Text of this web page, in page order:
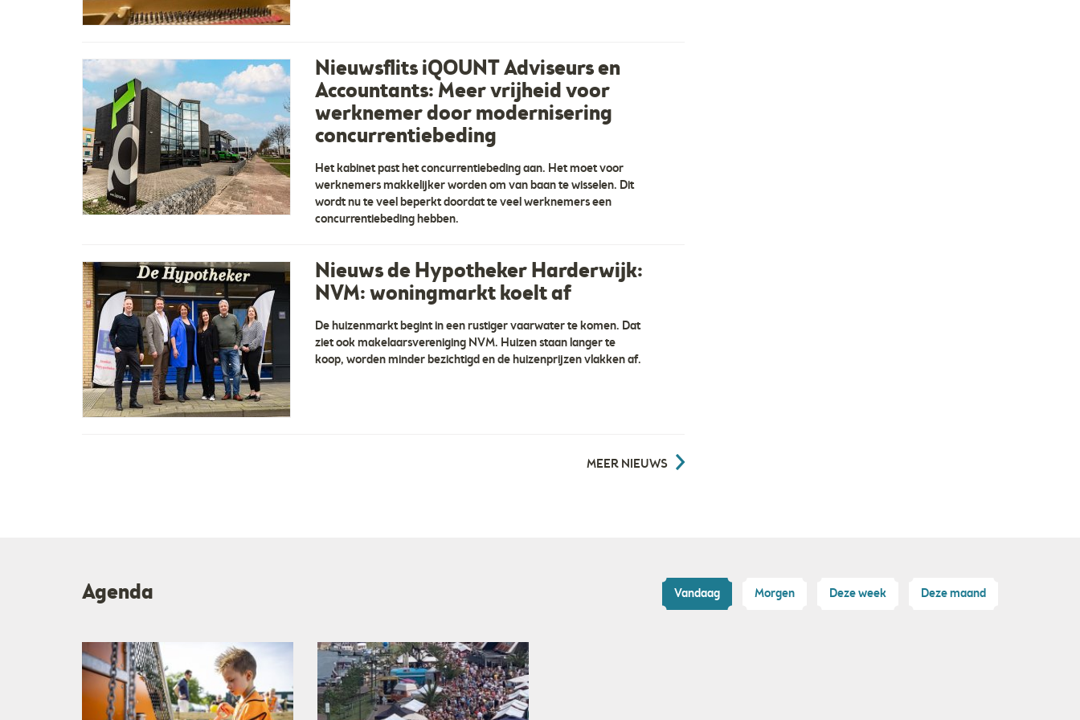
Nieuwsflits iQOUNT Adviseurs en
Accountants: Meer vrijheid voor
werknemer door modernisering
concurrentiebeding
Het kabinet past het concurrentiebeding aan. Het moet voor
werknemers makkelijker worden om van baan te wisselen. Dit
wordt nu te veel beperkt doordat te veel werknemers een
concurrentiebeding hebben.
Nieuws de Hypotheker Harderwijk:
NVM: woningmarkt koelt af
De huizenmarkt begint in een rustiger vaarwater te komen. Dat
ziet ook makelaarsvereniging NVM. Huizen staan langer te
koop, worden minder bezichtigd en de huizenprijzen vlakken af.
MEER NIEUWS
Agenda Vandaag Morgen Deze week Deze maand